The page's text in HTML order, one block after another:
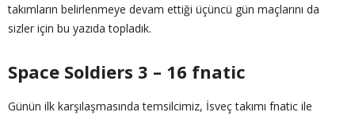
takımların belirlenmeye devam ettiği üçüncü gün maçlarını da
sizler için bu yazıda topladık.
Space Soldiers 3 – 16 fnatic
Günün ilk karşılaşmasında temsilcimiz, İsveç takımı fnatic ile